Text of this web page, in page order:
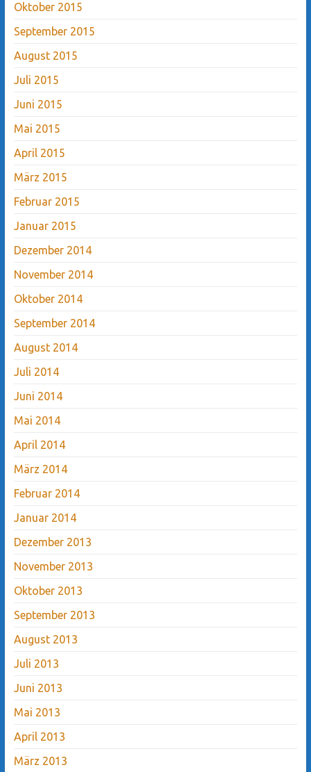
Oktober 2015
September 2015
August 2015
Juli 2015
Juni 2015
Mai 2015
April 2015
März 2015
Februar 2015
Januar 2015
Dezember 2014
November 2014
Oktober 2014
September 2014
August 2014
Juli 2014
Juni 2014
Mai 2014
April 2014
März 2014
Februar 2014
Januar 2014
Dezember 2013
November 2013
Oktober 2013
September 2013
August 2013
Juli 2013
Juni 2013
Mai 2013
April 2013
März 2013